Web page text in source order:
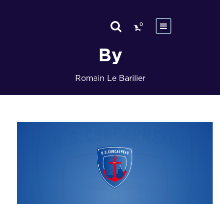
0
By
Romain Le Barilier